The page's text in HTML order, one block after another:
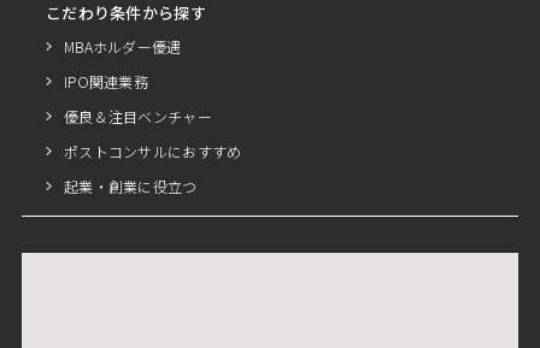
こだわり条件から探す
MBAホルダー優遇
IPO関連業務
優良＆注目ベンチャー
ポストコンサルにおすすめ
起業・創業に役立つ